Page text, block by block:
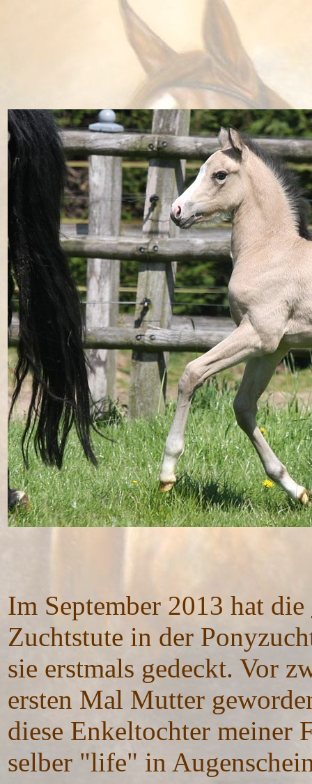
Im September 2013 hat die
Zuchtstute in der
sie erstmals gedeckt. Vor
ersten Mal Mutter
diese Enkeltochter meiner
selber "life" in